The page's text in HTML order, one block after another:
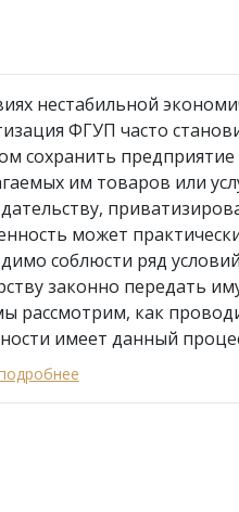
нестабильной
ФГУП часто
сохранить
им товаров или
может
соблюсти ряд
законно передать
рассмотрим, как
имеет данный